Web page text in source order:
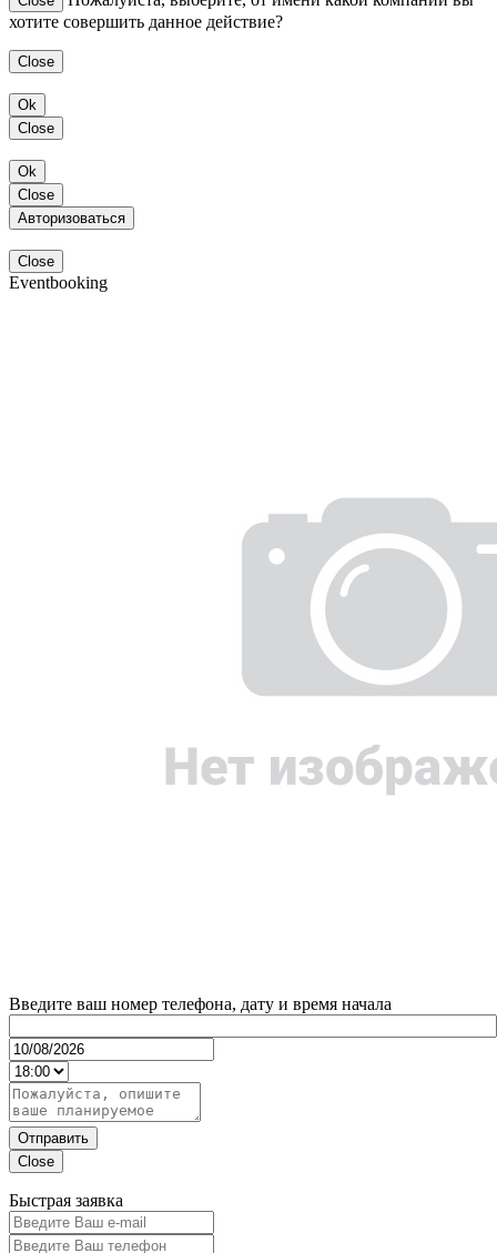
хотите совершить данное действие?
Close
Ok
Close
Ok
Close
Авторизоваться
Close
Eventbooking
Введите ваш номер телефона, дату и время начала
Отправить
Close
Быстрая заявка